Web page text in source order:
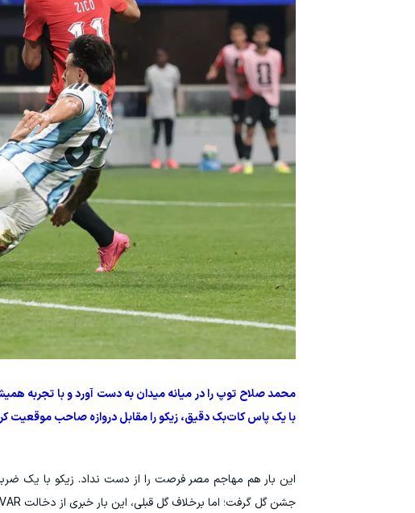
محمد صلاح توپ را در میانه میدان به دست آورد و با تجربه
با یک پاس کات‌بک دقیق، زیکو را مقابل دروازه صاحب موقعیت
جشن گل گرفت؛ اما برخلاف گل قبلی، این بار خبری از دخالت VAR نبود و داور بلافاصله گل را تأیید کرد.